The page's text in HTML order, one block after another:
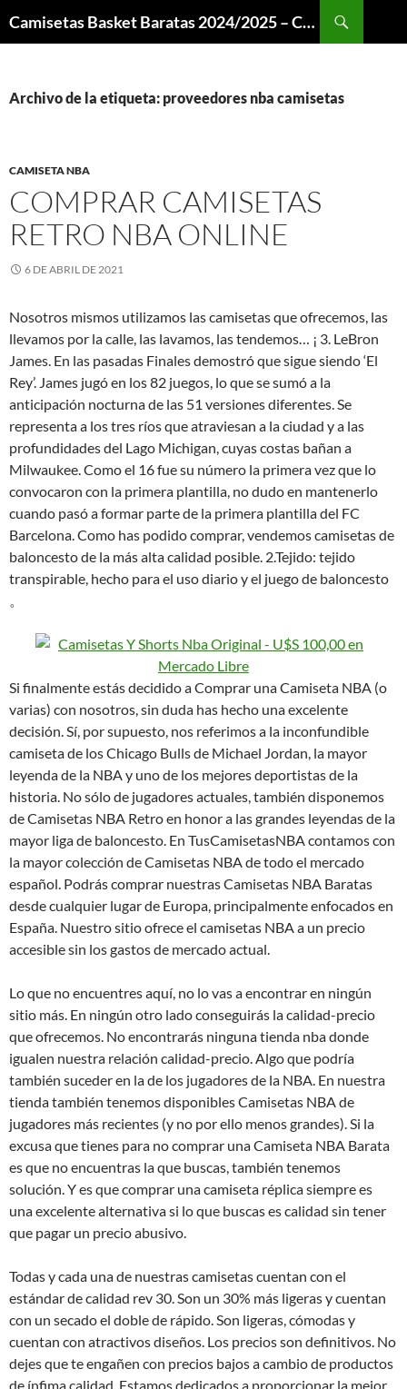
Camisetas Basket Baratas 2024/2025 – Camisetas NBA
Archivo de la etiqueta: proveedores nba camisetas
CAMISETA NBA
COMPRAR CAMISETAS
RETRO NBA ONLINE
6 DE ABRIL DE 2021
Nosotros mismos utilizamos las camisetas que ofrecemos, las
llevamos por la calle, las lavamos, las tendemos… ¡ 3. LeBron
James. En las pasadas Finales demostró que sigue siendo ‘El
Rey’. James jugó en los 82 juegos, lo que se sumó a la
anticipación nocturna de las 51 versiones diferentes. Se
representa a los tres ríos que atraviesan a la ciudad y a las
profundidades del Lago Michigan, cuyas costas bañan a
Milwaukee. Como el 16 fue su número la primera vez que lo
convocaron con la primera plantilla, no dudo en mantenerlo
cuando pasó a formar parte de la primera plantilla del FC
Barcelona. Como has podido comprar, vendemos camisetas de
baloncesto de la más alta calidad posible. 2.Tejido: tejido
transpirable, hecho para el uso diario y el juego de baloncesto
。
Si finalmente estás decidido a Comprar una Camiseta NBA (o
varias) con nosotros, sin duda has hecho una excelente
decisión. Sí, por supuesto, nos referimos a la inconfundible
camiseta de los Chicago Bulls de Michael Jordan, la mayor
leyenda de la NBA y uno de los mejores deportistas de la
historia. No sólo de jugadores actuales, también disponemos
de Camisetas NBA Retro en honor a las grandes leyendas de la
mayor liga de baloncesto. En TusCamisetasNBA contamos con
la mayor colección de Camisetas NBA de todo el mercado
español. Podrás comprar nuestras Camisetas NBA Baratas
desde cualquier lugar de Europa, principalmente enfocados en
España. Nuestro sitio ofrece el camisetas NBA a un precio
accesible sin los gastos de mercado actual.
Lo que no encuentres aquí, no lo vas a encontrar en ningún
sitio más. En ningún otro lado conseguirás la calidad-precio
que ofrecemos. No encontrarás ninguna tienda nba donde
igualen nuestra relación calidad-precio. Algo que podría
también suceder en la de los jugadores de la NBA. En nuestra
tienda también tenemos disponibles Camisetas NBA de
jugadores más recientes (y no por ello menos grandes). Si la
excusa que tienes para no comprar una Camiseta NBA Barata
es que no encuentras la que buscas, también tenemos
solución. Y es que comprar una camiseta réplica siempre es
una excelente alternativa si lo que buscas es calidad sin tener
que pagar un precio abusivo.
Todas y cada una de nuestras camisetas cuentan con el
estándar de calidad rev 30. Son un 30% más ligeras y cuentan
con un secado el doble de rápido. Son ligeras, cómodas y
cuentan con atractivos diseños. Los precios son definitivos. No
dejes que te engañen con precios bajos a cambio de productos
de ínfima calidad. Estamos dedicados a proporcionar la mejor